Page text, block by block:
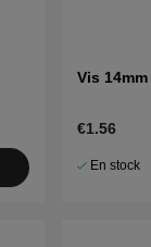
Vis 14mm
€1.56
En stock